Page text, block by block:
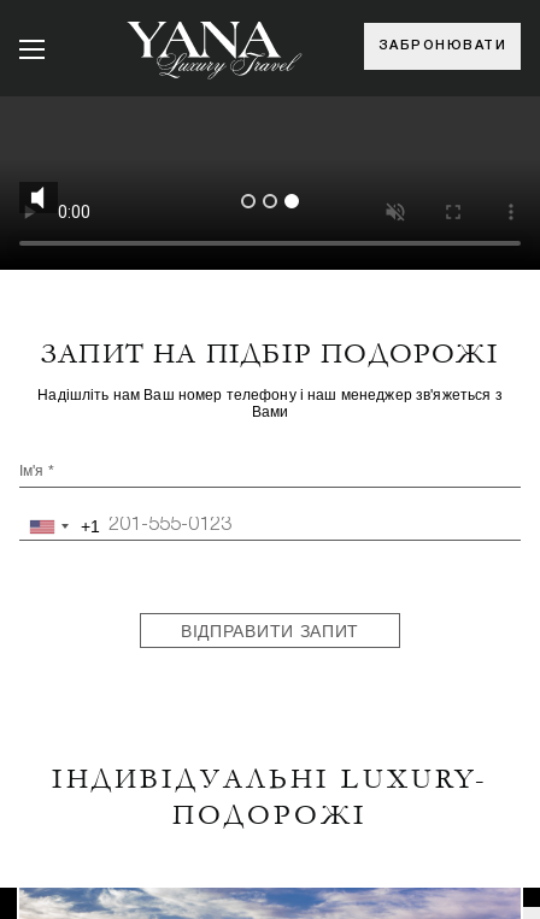
ЗАБРОНЮВАТИ
ЗАПИТ НА ПІДБІР ПОДОРОЖІ
Надішліть нам Ваш номер телефону і наш менеджер зв'яжеться з
Вами
Ім'я *
United+1
ВІДПРАВИТИ ЗАПИТ
ІНДИВІДУАЛЬНІ LUXURY-
ПОДОРОЖІ